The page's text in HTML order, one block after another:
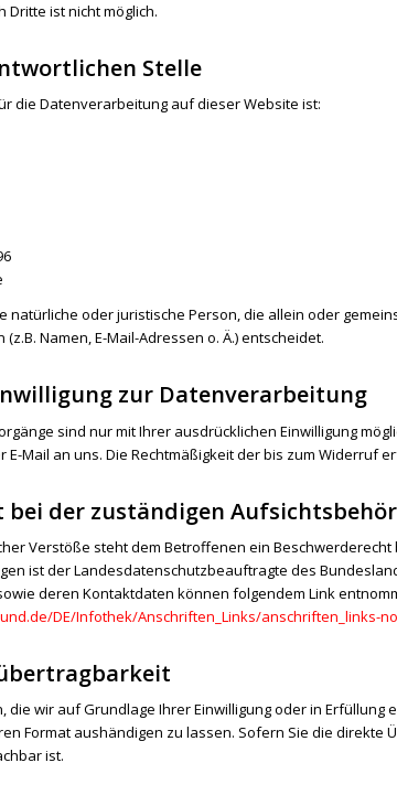
Dritte ist nicht möglich.
Stelle
die Datenverarbeitung auf dieser Website ist:
natürliche oder juristische Person, die allein oder
Namen, E-Mail-Adressen o. Ä.) entscheidet.
zur Datenverarbeitung
sind nur mit Ihrer ausdrücklichen Einwilligung
E-Mail an uns. Die Rechtmäßigkeit der bis zum
bei der zuständigen
Verstöße steht dem Betroffenen ein
ist der Landesdatenschutzbeauftragte des
deren Kontaktdaten können folgendem Link
DE/Infothek/Anschriften_Links/anschriften_links-
die wir auf Grundlage Ihrer Einwilligung oder in
Format aushändigen zu lassen. Sofern Sie die
ist.